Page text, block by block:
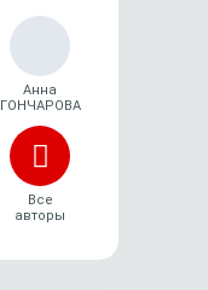
ЛИЧНЫЙ ОПЫТ
«Только за июнь я
в 300 тысяч рублей»
Анна
ГОНЧАРОВА
Все
авторы